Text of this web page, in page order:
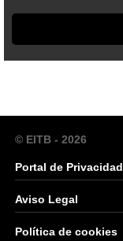
© EITB - 2026
Portal de Privacidad
Aviso Legal
Política de cookies